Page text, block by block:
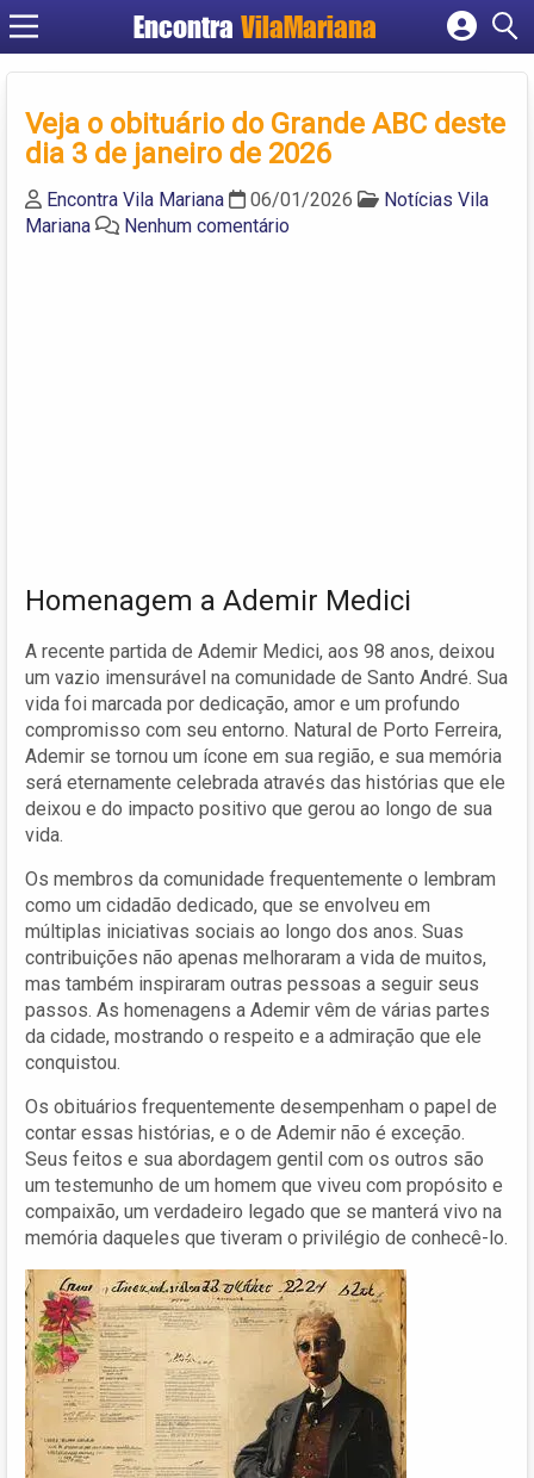
EncontraVilaMariana
Cadastrar empresa
Criar conta
Veja o obituário do Grande ABC deste
dia 3 de janeiro de 2026
Encontra Vila Mariana 06/01/2026
Notícias Vila
Mariana
Nenhum comentário
Homenagem a Ademir Medici
A recente partida de Ademir Medici, aos 98 anos, deixou
um vazio imensurável na comunidade de Santo André. Sua
vida foi marcada por dedicação, amor e um profundo
compromisso com seu entorno. Natural de Porto Ferreira,
Ademir se tornou um ícone em sua região, e sua memória
será eternamente celebrada através das histórias que ele
deixou e do impacto positivo que gerou ao longo de sua
vida.
Os membros da comunidade frequentemente o lembram
como um cidadão dedicado, que se envolveu em
múltiplas iniciativas sociais ao longo dos anos. Suas
contribuições não apenas melhoraram a vida de muitos,
mas também inspiraram outras pessoas a seguir seus
passos. As homenagens a Ademir vêm de várias partes
da cidade, mostrando o respeito e a admiração que ele
conquistou.
Os obituários frequentemente desempenham o papel de
contar essas histórias, e o de Ademir não é exceção.
Seus feitos e sua abordagem gentil com os outros são
um testemunho de um homem que viveu com propósito e
compaixão, um verdadeiro legado que se manterá vivo na
memória daqueles que tiveram o privilégio de conhecê-lo.